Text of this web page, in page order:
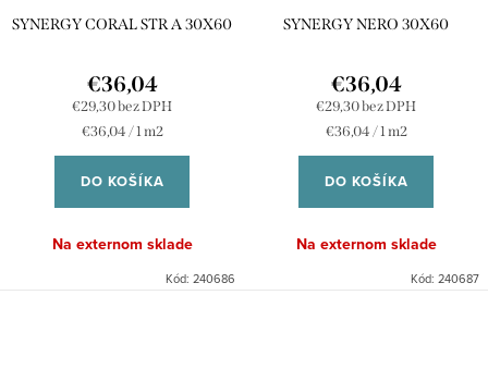
SYNERGY CORAL STR A 30X60
€29,30 bez DPH
€36,04
Jednotková
€36,04 / 1 m2
DO KOŠÍKA
Na externom sklade
Kód: 240686
SYNERGY NERO 30X60
€29,30 bez DPH
€36,04
Jednotková
€36,04 / 1 m2
DO KOŠÍKA
Na externom sklade
Kód: 240687